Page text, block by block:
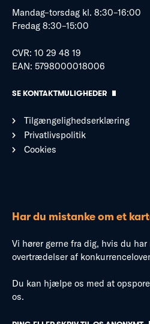
Mandag–torsdag kl. 8:30–16:00
Fredag 8:30–15:00
CVR: 10 29 48 19
EAN: 5798000018006
SE KONTAKTMULIGHEDER
Tilgængelighedserklæring
Privatlivspolitik
Cookies
Har du mistanke om et
Vi hører gerne fra dig, hvis du
overtrædelser af
Du kan hjælpe os med at
os.